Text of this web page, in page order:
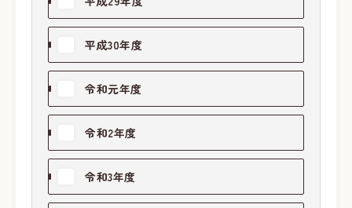
平成30年度
令和元年度
令和2年度
令和3年度